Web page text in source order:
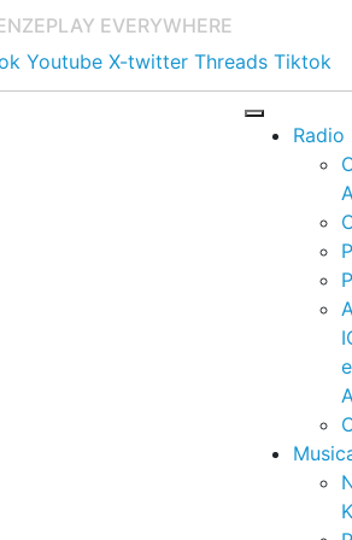
PLAY EVERYWHERE
Youtube X-twitter Threads Tiktok
Radio
e